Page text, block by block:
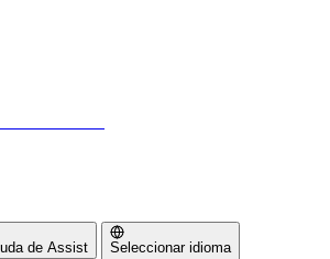
de Assist Seleccionar idioma